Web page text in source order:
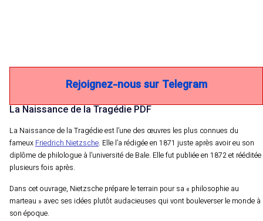
Rejoignez-nous sur Telegram
La Naissance de la Tragédie PDF
La Naissance de la Tragédie est l’une des œuvres les plus connues du
fameuxFriedrich Nietzsche. Elle l’a rédigée en 1871 juste après avoir eu son
diplôme de philologue à l’université de Bale. Elle fut publiée en 1872 et rééditée
plusieurs fois après.
Dans cet ouvrage, Nietzsche prépare le terrain pour sa « philosophie au
marteau » avec ses idées plutôt audacieuses qui vont bouleverser le monde à
son époque.